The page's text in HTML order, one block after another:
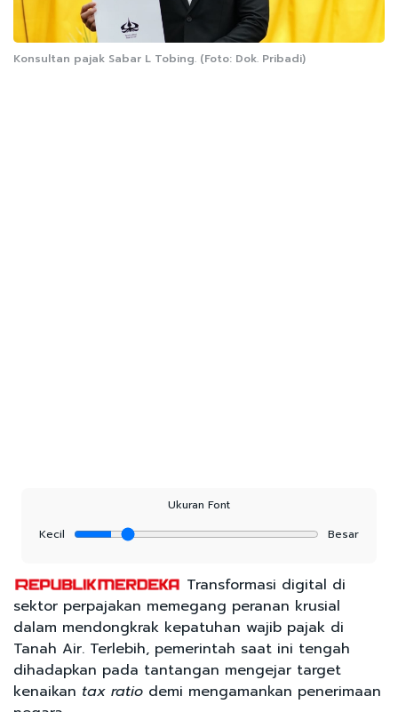
Konsultan pajak Sabar L Tobing. (Foto: Dok. Pribadi)
Ukuran Font
Kecil
Besar
Transformasi digital di
sektor perpajakan memegang peranan krusial
dalam mendongkrak kepatuhan wajib pajak di
Tanah Air. Terlebih, pemerintah saat ini tengah
dihadapkan pada tantangan mengejar target
kenaikan tax ratio demi mengamankan penerimaan